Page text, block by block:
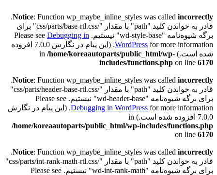
Notice: Function wp_maybe_inline_styles was called incorrectly
.
قادر به خواندن کلید "path" با مقدار "/css/parts/base-rtl.css" برای
برگه شیوه‌نامه "wd-style-base" نیستیم. Please see
Debugging in
WordPress
for more information. (این پیام در نگارش 7.0.0 افزوده
شده است.) in /home/koreaautoparts/public_html/wp-
includes/functions.php on line 6170
Notice: Function wp_maybe_inline_styles was called incorrectly
.
قادر به خواندن کلید "path" با مقدار "/css/parts/header-base-rtl.css"
برای برگه شیوه‌نامه "wd-header-base" نیستیم. Please see
Debugging in WordPressfor more information. (این پیام در نگارش
7.0.0 افزوده شده است.) in
/home/koreaautoparts/public_html/wp-includes/functions.php
on line 6170
Notice: Function wp_maybe_inline_styles was called incorrectly
.
قادر به خواندن کلید "path" با مقدار "/css/parts/int-rank-math-rtl.css"
برای برگه شیوه‌نامه "wd-int-rank-math" نیستیم. Please see